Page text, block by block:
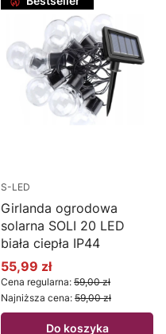
S-LED
Girlanda ogrodowa
solarna SOLI 20 LED
biała ciepła IP44
Cena promocyjna
55,99 zł
Cena regularna: 59,00 zł
Najniższa cena: 59,00 zł
Do koszyka